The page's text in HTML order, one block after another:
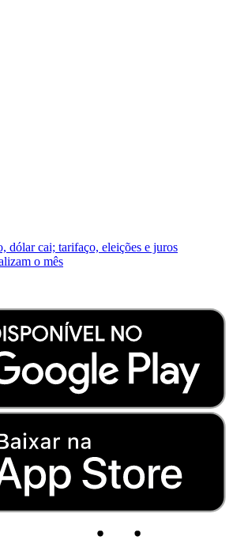
dólar cai; tarifaço, eleições e juros
o mês